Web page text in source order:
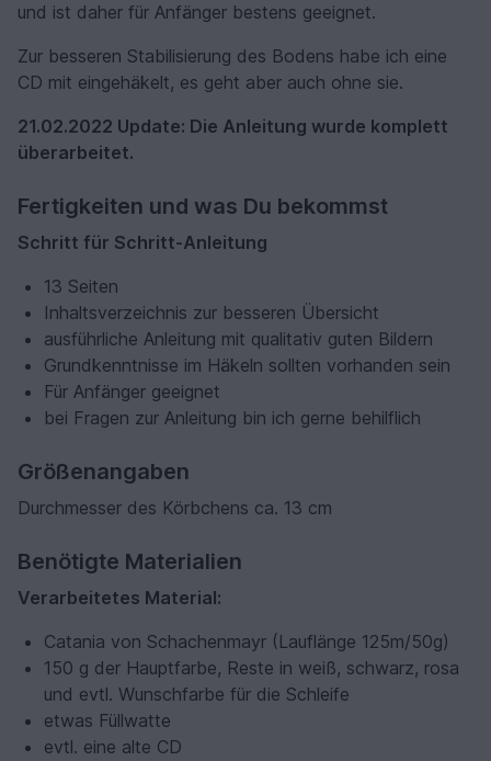
und ist daher für Anfänger bestens geeignet.
Zur besseren Stabilisierung des Bodens habe ich eine
CD mit eingehäkelt, es geht aber auch ohne sie.
21.02.2022 Update: Die Anleitung wurde komplett
überarbeitet.
Fertigkeiten und was Du bekommst
Schritt für Schritt-Anleitung
13 Seiten
Inhaltsverzeichnis zur besseren Übersicht
ausführliche Anleitung mit qualitativ guten Bildern
Grundkenntnisse im Häkeln sollten vorhanden sein
Für Anfänger geeignet
bei Fragen zur Anleitung bin ich gerne behilflich
Größenangaben
Durchmesser des Körbchens ca. 13 cm
Benötigte Materialien
Verarbeitetes Material:
Catania von Schachenmayr (Lauflänge 125m/50g)
150 g der Hauptfarbe, Reste in weiß, schwarz, rosa
und evtl. Wunschfarbe für die Schleife
etwas Füllwatte
evtl. eine alte CD